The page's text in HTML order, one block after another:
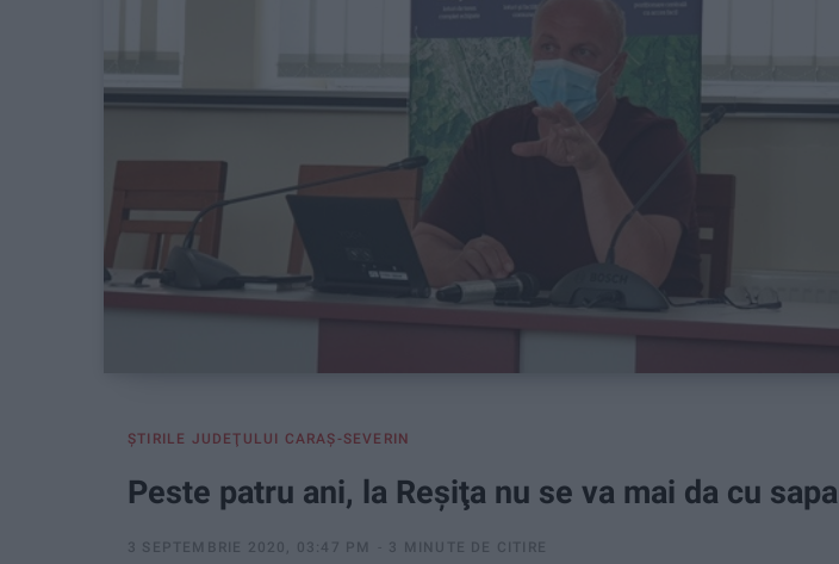
ŞTIRILE JUDEŢULUI CARAŞ-SEVERIN
Peste patru ani, la Reşiţa nu se va mai da cu sapa
3 SEPTEMBRIE 2020, 03:47 PM 3 MINUTE DE CITIRE